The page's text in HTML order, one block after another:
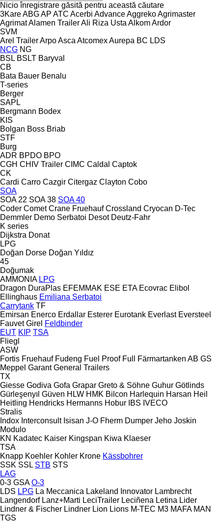
Nicio înregistrare găsită pentru această căutare
3KareABGAP ATC Acerbi AdvanceAggrekoAgrimaster
AgrimatAlamen TrailerAli Riza Usta AlkomArdor
SVM
Arel TrailerArpoAsca AtcomexAurepa BC LDS
NCG NG
BSL BSLT Baryval
CB
Bata Bauer Benalu
T-series
Berger
SAPL
Bergmann Bodex
KIS
Bolgan Boss Briab
STF
Burg
ADR BPDO BPO
CGH CHIV Trailer CIMC Caldal Captok
CK
Cardi Carro Cazgir Citergaz Clayton Cobo
SOA
SOA 22 SOA 38 SOA 40
Coder Comet Crane Fruehauf Crossland Cryocan D-Tec
Demmler Demo Serbatoi Desot Deutz-Fahr
K series
Dijkstra Donat
LPG
Doğan Dorse Doğan Yıldız
45
Doğumak
AMMONIA LPG
Dragon DuraPlas EFEMMAK ESE ETA Ecovrac Elibol
Ellinghaus Emiliana Serbatoi
Carrytank TF
Emirsan Enerco Erdallar Esterer Eurotank Everlast Eversteel
Fauvet Girel Feldbinder
EUT KIP TSA
Fliegl
ASW
Fortis Fruehauf Fudeng Fuel Proof Full Färmartanken AB GS
Meppel Garant General Trailers
TX
Giesse Godiva Gofa Grapar Greto & Söhne Guhur Götlinds
Gürleşenyıl Güven HLW HMK Bilcon Harlequin Harsan Heil
Heitling Hendricks Hermanns Hobur IBS IVECO
Stralis
Indox Interconsult Isisan J-O Fherm Dumper Jeho Joskin
Modulo
KN Kadatec Kaiser Kingspan Kiwa Klaeser
TSA
Knapp Koehler Kohler Krone Kässbohrer
SSK SSL STB STS
LAG
0-3 GSA O-3
LDS LPG La Meccanica Lakeland Innovator Lambrecht
Langendorf Lanz+Marti LeciTrailer Leciñena Letina Lider
Lindner & Fischer Lindner Lion Lions M-TEC M3 MAFA MAN
TGS